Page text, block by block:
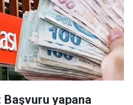
Başvuru yapana